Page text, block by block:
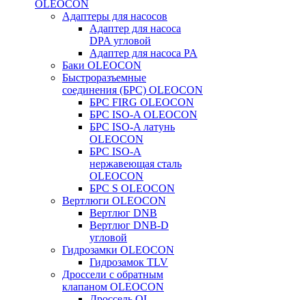
OLEOCON
Адаптеры для насосов
Адаптер для насоса
DPA угловой
Адаптер для насоса PA
Баки OLEOCON
Быстроразъемные
соединения (БРС) OLEOCON
БРС FIRG OLEOCON
БРС ISO-A OLEOCON
БРС ISO-A латунь
OLEOCON
БРС ISO-A
нержавеющая сталь
OLEOCON
БРС S OLEOCON
Вертлюги OLEOCON
Вертлюг DNB
Вертлюг DNB-D
угловой
Гидрозамки OLEOCON
Гидрозамок TLV
Дроссели с обратным
клапаном OLEOCON